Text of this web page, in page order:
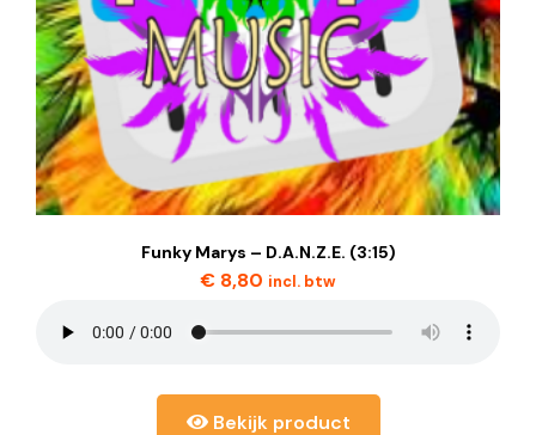
Funky Marys – D.A.N.Z.E. (3:15)
€ 8,80 incl. btw
Bekijk product